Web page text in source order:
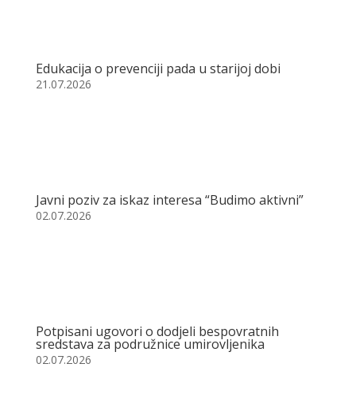
Edukacija o prevenciji pada u starijoj dobi
21.07.2026
Javni poziv za iskaz interesa “Budimo aktivni”
02.07.2026
Potpisani ugovori o dodjeli bespovratnih
sredstava za podružnice umirovljenika
02.07.2026